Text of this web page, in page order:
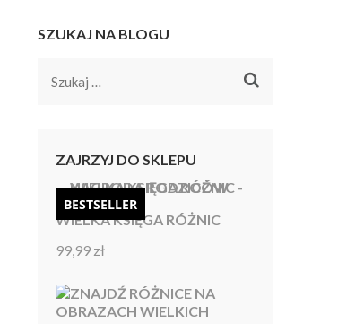
SZUKAJ NA BLOGU
Szukaj:
ZAJRZYJ DO SKLEPU
BESTSELLER
WIELKA KSIĘGA RÓŻNIC
Oceniono
99,99 zł